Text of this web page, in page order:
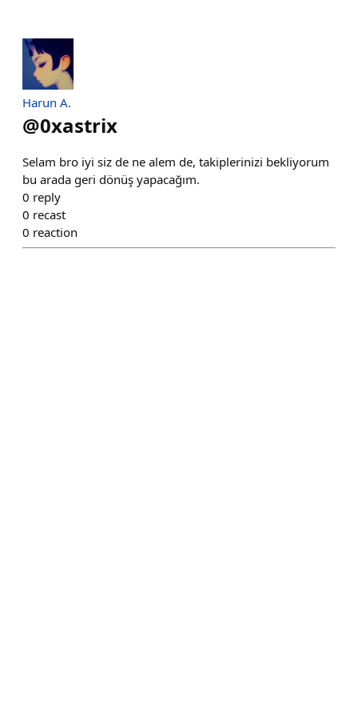
Harun A.
@0xastrix
Selam bro iyi siz de ne alem de, takiplerinizi bekliyorum
bu arada geri dönüş yapacağım.
0 reply
0 recast
0 reaction